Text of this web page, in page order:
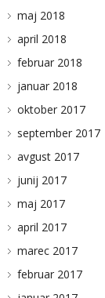
maj 2018
april 2018
februar 2018
januar 2018
oktober 2017
september 2017
avgust 2017
junij 2017
maj 2017
april 2017
marec 2017
februar 2017